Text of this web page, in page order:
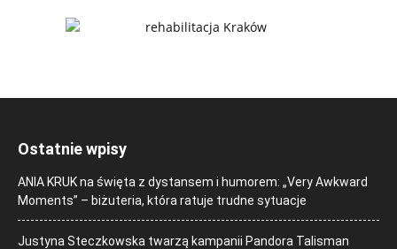
Ostatnie wpisy
ANIA KRUK na święta z dystansem i humorem: „Very Awkward
Moments” – biżuteria, która ratuje trudne sytuacje
Justyna Steczkowska twarzą kampanii Pandora Talisman